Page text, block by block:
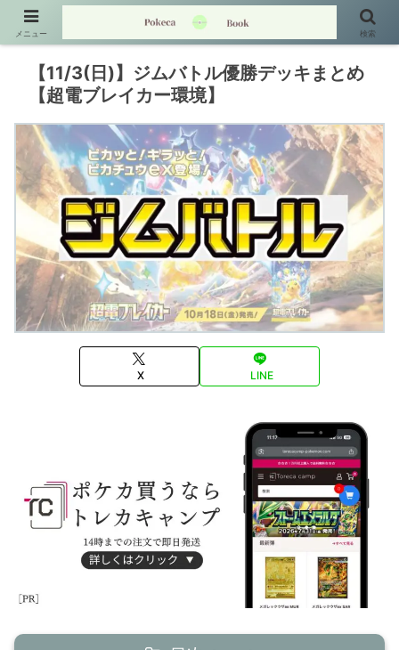
【11/3(日)】ジムバトル優勝デッキまとめ
【超電ブレイカー環境】
X LINE
メニュー 検索